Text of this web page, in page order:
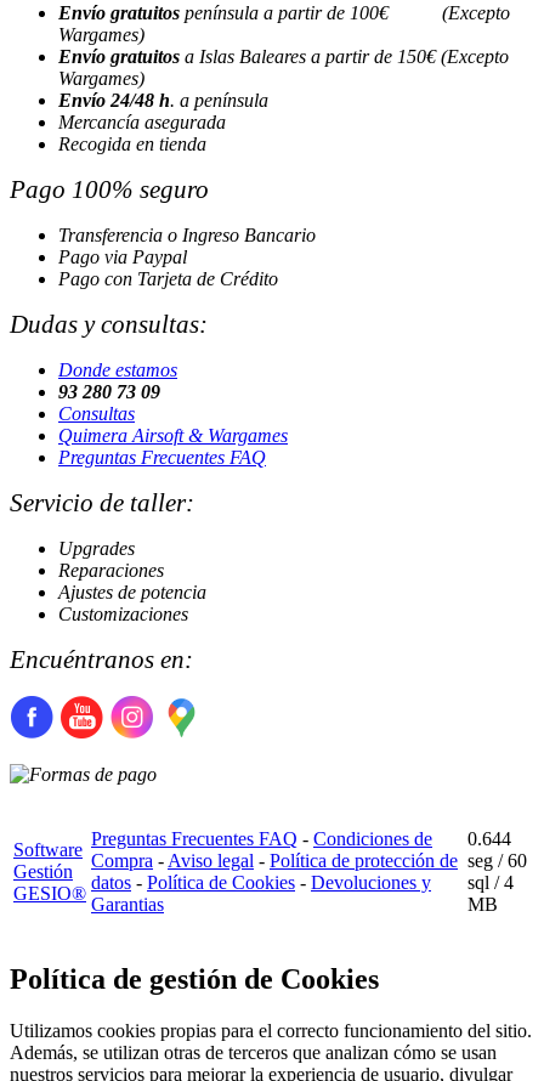
Envío gratuitos península a partir de 100€ (Excepto
Wargames)
Envío gratuitos a Islas Baleares a partir de 150€ (Excepto
Wargames)
Envío 24/48 h. a península
Mercancía asegurada
Recogida en tienda
Pago 100% seguro
Transferencia o Ingreso Bancario
Pago via Paypal
Pago con Tarjeta de Crédito
Dudas y consultas:
Donde estamos
93 280 73 09
Consultas
Quimera Airsoft & Wargames
Preguntas Frecuentes FAQ
Servicio de taller:
Upgrades
Reparaciones
Ajustes de potencia
Customizaciones
Encuéntranos en:
Software
Gestión
GESIO®
Preguntas Frecuentes FAQ - Condiciones de
Compra - Aviso legal - Política de protección de
datos - Política de Cookies - Devoluciones y
Garantias
0.644
seg /60
sql / 4
MB
Política de gestión de Cookies
Utilizamos cookies propias para el correcto funcionamiento del sitio.
Además, se utilizan otras de terceros que analizan cómo se usan
nuestros servicios para mejorar la experiencia de usuario, divulgar